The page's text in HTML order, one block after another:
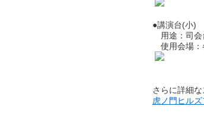
●講演台(小)
用途：司
使用会場：
さらに詳細
虎ノ門ヒル